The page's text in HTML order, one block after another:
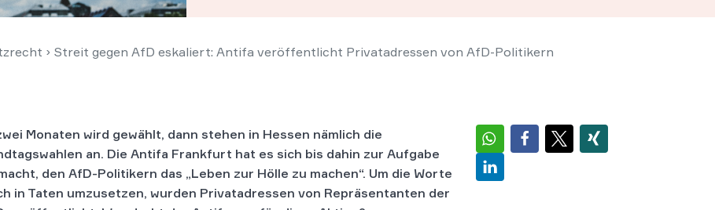
› Streit gegen AfD eskaliert: Antifa veröffentlicht Privatadressen von AfD-Politikern
Monaten wird gewählt, dann stehen in Hessen nämlich die
an. Die Antifa Frankfurt hat es sich bis dahin zur Aufgabe
den AfD-Politikern das „Leben zur Hölle zu machen“. Um die Worte
in Taten umzusetzen, wurden Privatadressen von Repräsentanten der